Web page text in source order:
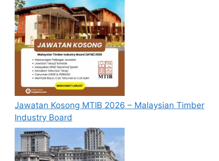
melalui pautanPermohonan Online
boleh didapati melalui pautan yang telah
disediakan dibawah. Untuk pemohon kali
pertama, anda perlu mendaftar
akaun baru terlebih dahulu.
Calon dikehendaki memuat naik resume
yang lengkap (kelayakan akademik,
pengalaman kerja, gaji semasa dan gaji
yang dipohon, gambar berukuran
passport serta salinan sijil-sijil berkaitan)
semasa membuat permohonan.
Pemohon yang telah mendaftar dan
memohon jawatan yang disenaraikan
Jawatan Kosong MTIB 2026 – Malaysian Timber
Industry Board